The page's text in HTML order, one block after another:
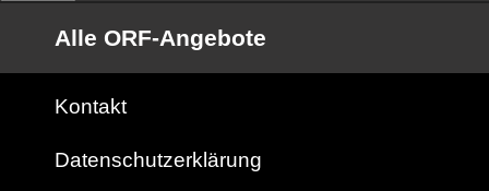
Alle ORF-Angebote
Kontakt
Datenschutzerklärung